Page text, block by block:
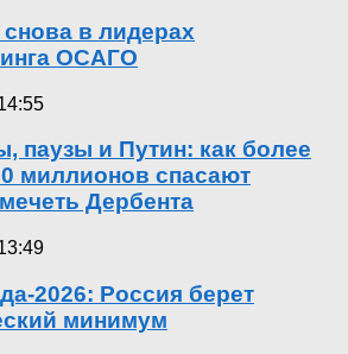
снова в лидерах
ОСАГО
паузы и Путин: как более
миллионов спасают
Дербента
2026: Россия берет
минимум